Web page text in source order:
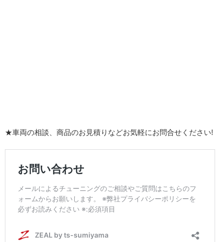
★車両の相談、商品のお見積りなどお気軽にお問合せください!